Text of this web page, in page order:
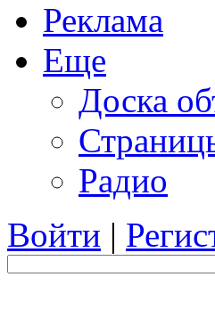
Реклама
Еще
Доска
Радио
Войти |